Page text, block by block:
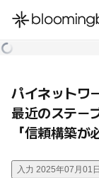
한국어
パイネットワ
最近のステー
「信頼構築が
入力 2025年07月01